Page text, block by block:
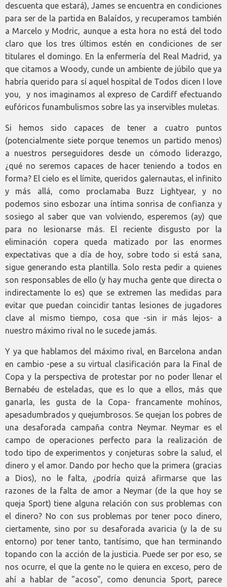
descuenta que estará), James se encuentra en condiciones
para ser de la partida en Balaídos, y recuperamos también
a Marcelo y Modric, aunque a esta hora no está del todo
claro que los tres últimos estén en condiciones de ser
titulares el domingo. En la enfermería del Real Madrid, ya
que citamos a Woody, cunde un ambiente de júbilo que ya
habría querido para sí aquel hospital de Todos dicen I love
you, y nos imaginamos al expreso de Cardiff efectuando
eufóricos funambulismos sobre las ya inservibles muletas.
Si hemos sido capaces de tener a cuatro puntos
(potencialmente siete porque tenemos un partido menos)
a nuestros perseguidores desde un cómodo liderazgo,
¿qué no seremos capaces de hacer teniendo a todos en
forma? El cielo es el límite, queridos galernautas, el infinito
y más allá, como proclamaba Buzz Lightyear, y no
podemos sino esbozar una íntima sonrisa de confianza y
sosiego al saber que van volviendo, esperemos (ay) que
para no lesionarse más. El reciente disgusto por la
eliminación copera queda matizado por las enormes
expectativas que a día de hoy, sobre todo si está sana,
sigue generando esta plantilla. Solo resta pedir a quienes
son responsables de ello (y hay mucha gente que directa o
indirectamente lo es) que se extremen las medidas para
evitar que puedan coincidir tantas lesiones de jugadores
clave al mismo tiempo, cosa que -sin ir más lejos- a
nuestro máximo rival no le sucede jamás.
Y ya que hablamos del máximo rival, en Barcelona andan
en cambio -pese a su virtual clasificación para la Final de
Copa y la perspectiva de protestar por no poder llenar el
Bernabéu de esteladas, que es lo que a ellos, más que
ganarla, les gusta de la Copa- francamente mohínos,
apesadumbrados y quejumbrosos. Se quejan los pobres de
una desaforada campaña contra Neymar. Neymar es el
campo de operaciones perfecto para la realización de
todo tipo de experimentos y conjeturas sobre la salud, el
dinero y el amor. Dando por hecho que la primera (gracias
a Dios), no le falta, ¿podría quizá afirmarse que las
razones de la falta de amor a Neymar (de la que hoy se
queja Sport) tiene alguna relación con sus problemas con
el dinero? No con sus problemas por tener poco dinero,
ciertamente, sino por su desaforada avaricia (y la de su
entorno) por tener tanto, tantísimo, que han terminando
topando con la acción de la justicia. Puede ser por eso, se
nos ocurre, el que la gente no le quiera en exceso, pero de
ahí a hablar de "acoso", como denuncia Sport, parece